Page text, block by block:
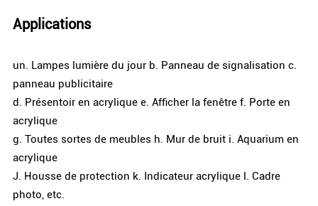
Applications
un. Lampes lumière du jour b. Panneau de signalisation c.
panneau publicitaire
d. Présentoir en acrylique e. Afficher la fenêtre f. Porte en
acrylique
g. Toutes sortes de meubles h. Mur de bruit i. Aquarium en
acrylique
J. Housse de protection k. Indicateur acrylique l. Cadre
photo, etc.